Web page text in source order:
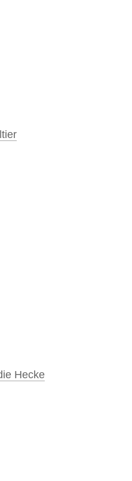
Hecke